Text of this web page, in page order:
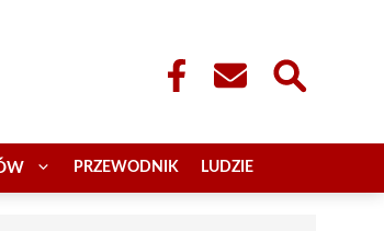
PRZEWODNIK LUDZIE